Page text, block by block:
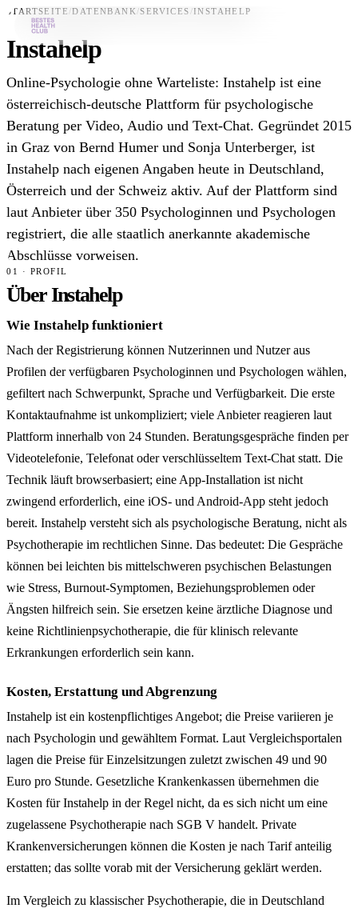
Datenbank
News
Für Unternehmen
STARTSEITE /DATENBANK /SERVICES /INSTAHELP
Instahelp
Online-Psychologie ohne Warteliste: Instahelp ist eine
österreichisch-deutsche Plattform für psychologische
Beratung per Video, Audio und Text-Chat. Gegründet 2015
in Graz von Bernd Humer und Sonja Unterberger, ist
Instahelp nach eigenen Angaben heute in Deutschland,
Österreich und der Schweiz aktiv. Auf der Plattform sind
laut Anbieter über 350 Psychologinnen und Psychologen
registriert, die alle staatlich anerkannte akademische
Abschlüsse vorweisen.
01 · PROFIL
Über Instahelp
Wie Instahelp funktioniert
Nach der Registrierung können Nutzerinnen und Nutzer aus
Profilen der verfügbaren Psychologinnen und Psychologen wählen,
gefiltert nach Schwerpunkt, Sprache und Verfügbarkeit. Die erste
Kontaktaufnahme ist unkompliziert; viele Anbieter reagieren laut
Plattform innerhalb von 24 Stunden. Beratungsgespräche finden per
Videotelefonie, Telefonat oder verschlüsseltem Text-Chat statt. Die
Technik läuft browserbasiert; eine App-Installation ist nicht
zwingend erforderlich, eine iOS- und Android-App steht jedoch
bereit. Instahelp versteht sich als psychologische Beratung, nicht als
Psychotherapie im rechtlichen Sinne. Das bedeutet: Die Gespräche
können bei leichten bis mittelschweren psychischen Belastungen
wie Stress, Burnout-Symptomen, Beziehungsproblemen oder
Ängsten hilfreich sein. Sie ersetzen keine ärztliche Diagnose und
keine Richtlinienpsychotherapie, die für klinisch relevante
Erkrankungen erforderlich sein kann.
Kosten, Erstattung und Abgrenzung
Instahelp ist ein kostenpflichtiges Angebot; die Preise variieren je
nach Psychologin und gewähltem Format. Laut Vergleichsportalen
lagen die Preise für Einzelsitzungen zuletzt zwischen 49 und 90
Euro pro Stunde. Gesetzliche Krankenkassen übernehmen die
Kosten für Instahelp in der Regel nicht, da es sich nicht um eine
zugelassene Psychotherapie nach SGB V handelt. Private
Krankenversicherungen können die Kosten je nach Tarif anteilig
erstatten; das sollte vorab mit der Versicherung geklärt werden.
Im Vergleich zu klassischer Psychotherapie, die in Deutschland